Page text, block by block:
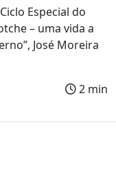
Especial do
– uma vida a
José Moreira
2 min